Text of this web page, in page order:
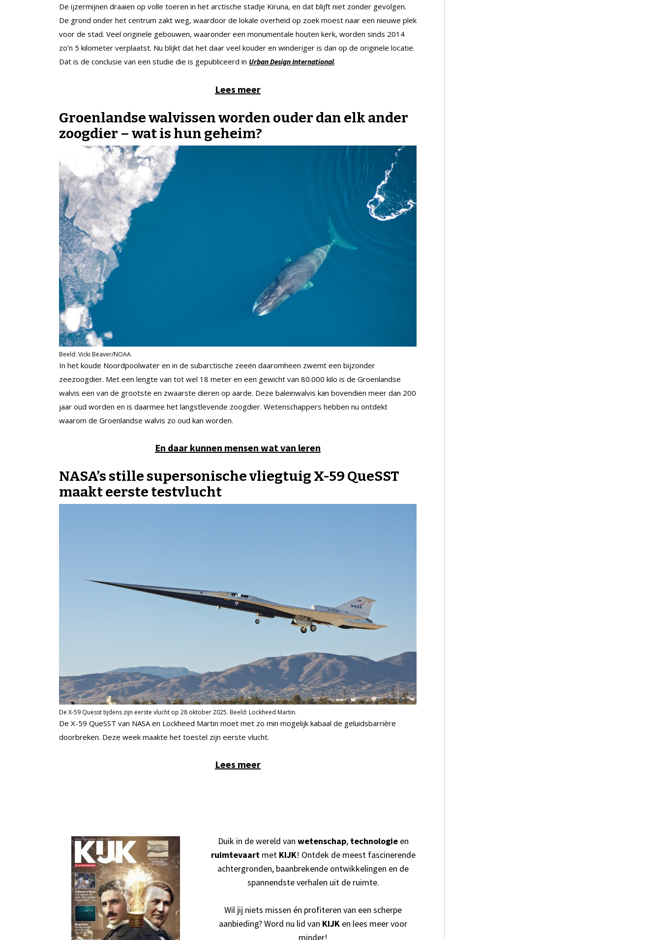
De ijzermijnen draaien op volle toeren in het arctische stadje Kiruna, en dat blijft niet zonder gevolgen.
De grond onder het centrum zakt weg, waardoor de lokale overheid op zoek moest naar een nieuwe plek
voor de stad. Veel originele gebouwen, waaronder een monumentale houten kerk, worden sinds 2014
zo’n 5 kilometer verplaatst. Nu blijkt dat het daar veel kouder en winderiger is dan op de originele locatie.
Dat is de conclusie van een studie die is gepubliceerd in Urban Design International.
Lees meer
Groenlandse walvissen worden ouder dan elk ander
zoogdier – wat is hun geheim?
Beeld: Vicki Beaver/NOAA.
In het koude Noordpoolwater en in de subarctische zeeën daaromheen zwemt een bijzonder
zeezoogdier. Met een lengte van tot wel 18 meter en een gewicht van 80.000 kilo is de Groenlandse
walvis een van de grootste en zwaarste dieren op aarde. Deze baleinwalvis kan bovendien meer dan 200
jaar oud worden en is daarmee het langstlevende zoogdier. Wetenschappers hebben nu ontdekt
waarom de Groenlandse walvis zo oud kan worden.
En daar kunnen mensen wat van leren
NASA’s stille supersonische vliegtuig X-59 QueSST
maakt eerste testvlucht
De X-59 Quesst tijdens zijn eerste vlucht op 28 oktober 2025. Beeld: Lockheed Martin.
De X-59 QueSST van NASA en Lockheed Martin moet met zo min mogelijk kabaal de geluidsbarrière
doorbreken. Deze week maakte het toestel zijn eerste vlucht.
Lees meer
Duik in de wereld van wetenschap, technologieen
ruimtevaartmet KIJK! Ontdek de meest fascinerende
achtergronden, baanbrekende ontwikkelingen en de
spannendste verhalen uit de ruimte.
Wil jij niets missen én profiteren van een scherpe
aanbieding? Word nu lid van KIJK en lees meer voor
minder!